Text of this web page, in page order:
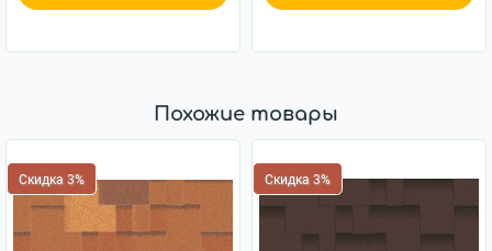
Похожие товары
Скидка 3% Скидка 3%